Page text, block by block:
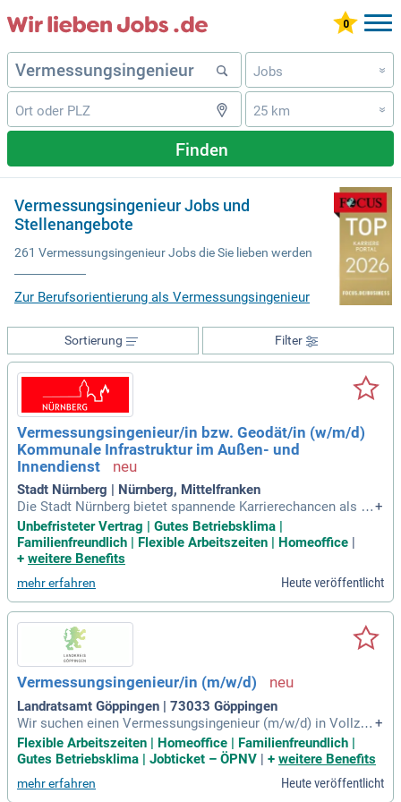
Jobs »
25 km »
Finden
Vermessungsingenieur Jobs und
Stellenangebote
261 Vermessungsingenieur Jobs die Sie lieben werden
Zur Berufsorientierung als Vermessungsingenieur
Filter
Sortierung
Vermessungsingenieur/in bzw. Geodät/in (w/m/d)
Kommunale Infrastruktur im Außen- und
Innendienst
Stadt Nürnberg | Nürnberg, Mittelfranken
Die Stadt Nürnberg bietet spannende Karrierechancen als V
ermessungsingenieur/in bzw. Geodät/in (m/w/d) im Bereich
Kommunale Infrastruktur. Die Stelle beim Amt für Geoinfor
mation und Bodenordnung ist unbefristet und kann in Vollze
3.09.2026 möglich und bieten eine attraktive Bezahlung in E
Gr. 11 TVöD bzw. BGr. A11 Bay BesG. Die Stadtverwaltung N
ürnberg ist ein moderner Arbeitgeber für über 500.000 Bürge
r. Mit 12.500 Mitarbeitenden gestalten wir aktiv die Zukunft
unserer Stadt. Profitieren Sie von vielfältigen Entwicklungs
möglichkeiten und einem inspirierenden Arbeitsumfeld!
+
Unbefristeter Vertrag | Gutes Betriebsklima |
Familienfreundlich | Flexible Arbeitszeiten | Homeoffice
+ weitere Benefits
mehr erfahren Heute veröffentlicht
Vermessungsingenieur/in (m/w/d)
Landratsamt Göppingen | 73033 Göppingen
Wir suchen einen Vermessungsingenieur (m/w/d) in Vollzeit
zur Verstärkung unseres Teams. Ihre Aufgaben umfassen di
e Verbesserung des Liegenschaftskatasters, die Mitwirkung
eamkoordination. Voraussetzung ist ein Studium als Dipl.-In
+
Flexible Arbeitszeiten | Homeoffice | Familienfreundlich |
Gutes Betriebsklima | Jobticket – ÖPNV | + weitere Benefits
mehr erfahren Heute veröffentlicht